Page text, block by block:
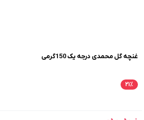
غنچه گل محمدی درجه یک 150گرمی
۲۱٪